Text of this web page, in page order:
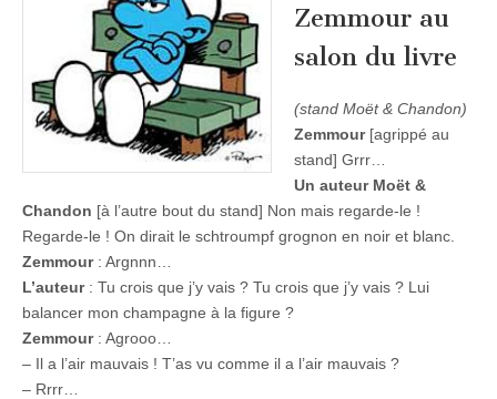
Zemmour au
salon du livre
(stand Moët & Chandon)
Zemmour[agrippé au
stand] Grrr…
Un auteur Moët &
Chandon [à l’autre bout du stand] Non mais regarde-le !
Regarde-le ! On dirait le schtroumpf grognon en noir et blanc.
Zemmour : Argnnn…
L’auteur : Tu crois que j’y vais ? Tu crois que j’y vais ? Lui
balancer mon champagne à la figure ?
Zemmour : Agrooo…
– Il a l’air mauvais ! T’as vu comme il a l’air mauvais ?
– Rrrr…